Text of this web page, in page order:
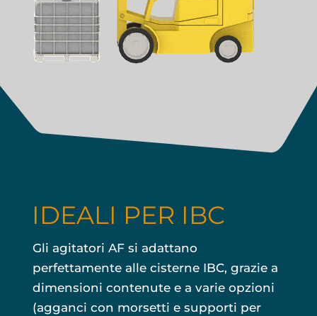
IDEALI PER IBC
Gli agitatori AF si adattano
perfettamente alle cisterne IBC, grazie a
dimensioni contenute e a varie opzioni
(agganci con morsetti e supporti per